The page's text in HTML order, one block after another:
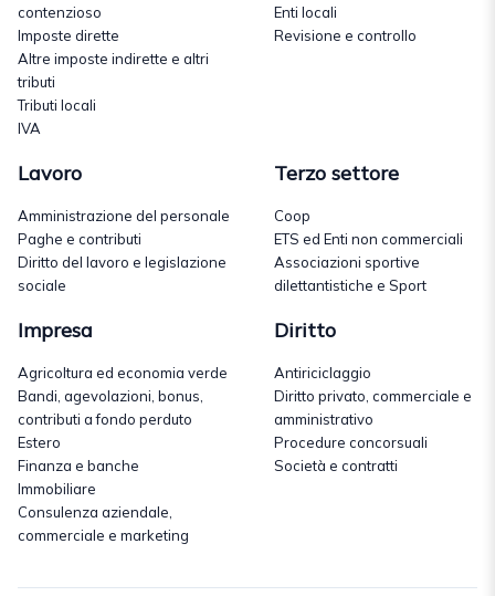
contenzioso
Imposte dirette
Altre imposte indirette e altri
tributi
Tributi locali
IVA
Enti locali
Revisione e controllo
Lavoro
Amministrazione del personale
Paghe e contributi
Diritto del lavoro e legislazione
sociale
Terzo settore
Coop
ETS ed Enti non commerciali
Associazioni sportive
dilettantistiche e Sport
Impresa
Agricoltura ed economia verde
Bandi, agevolazioni, bonus,
contributi a fondo perduto
Estero
Finanza e banche
Immobiliare
Consulenza aziendale,
commerciale e marketing
Diritto
Antiriciclaggio
Diritto privato, commerciale e
amministrativo
Procedure concorsuali
Società e contratti